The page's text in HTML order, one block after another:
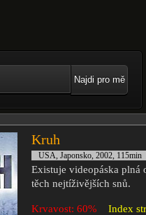
Najdi pro mě
Kruh
USA, Japonsko, 2002, 115min
Existuje videopáska plná
těch nejtíživějších snů.
Krvavost: 60% Index